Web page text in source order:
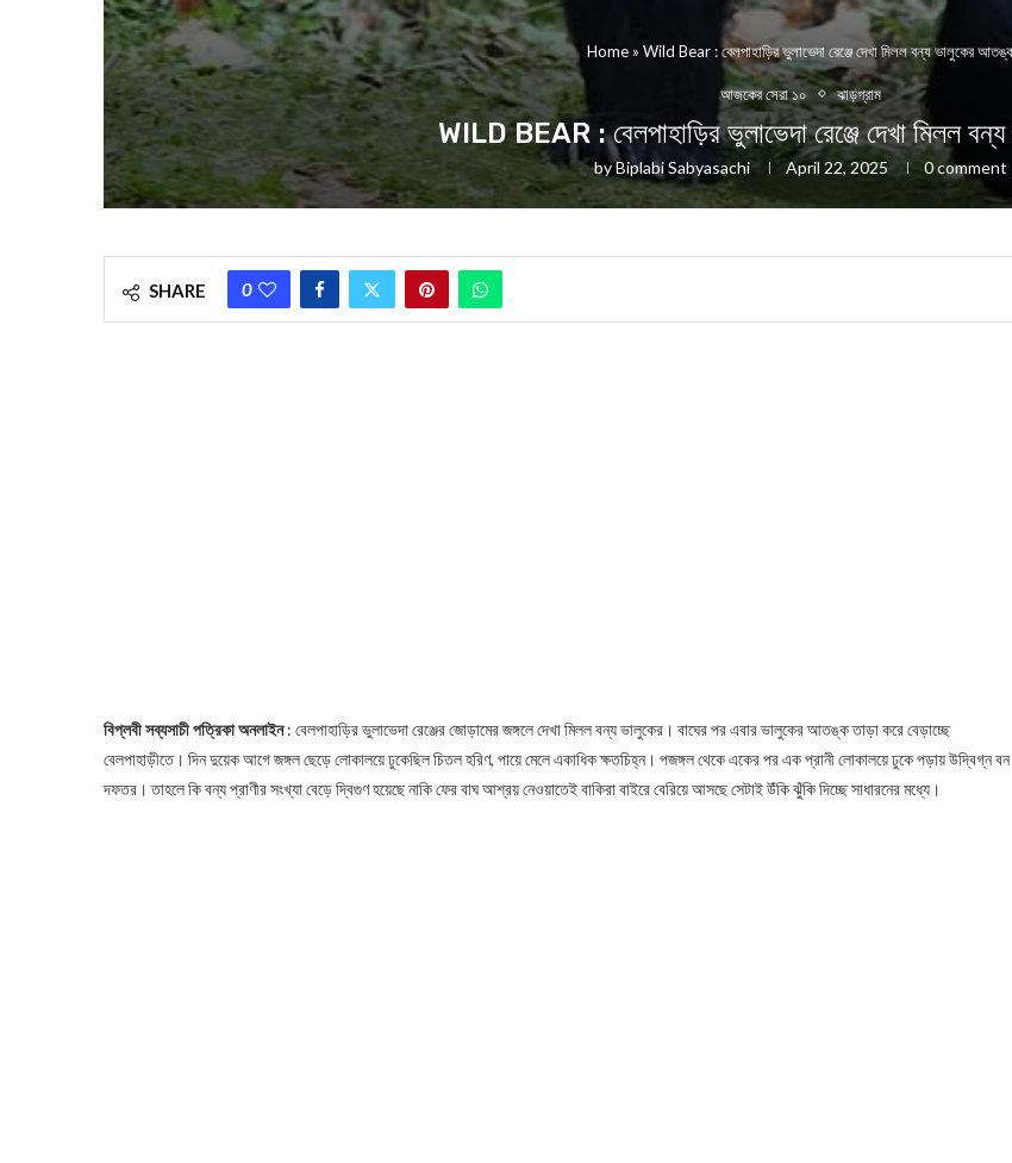
Home» Wild Bear : বেলপাহাড়ির ভুলাভেদা রেঞ্জে দেখা মিলল বন্য ভালুকের
আজকের সেরা ১০ ঝাড়গ্রাম
WILD BEAR : বেলপাহাড়ির ভুলাভেদা রেঞ্জে দেখা মিলল
byBiplabi Sabyasachi April 22, 2025 0 comment
SHARE 0
বিপ্লবী সব্যসাচী পত্রিকা অনলাইন: বেলপাহাড়ির ভুলাভেদা রেঞ্জের জোড়ামের জঙ্গলে দেখা মিলল বন্য ভালুকের। বাঘের পর এবার ভালুকের আতঙ্ক তাড়া করে বেড়াচ্ছে
বেলপাহাড়ীতে। দিন দুয়েক আগে জঙ্গল ছেড়ে লোকালয়ে ঢুকেছিল চিতল হরিণ, পায়ে মেলে একাধিক ক্ষতচিহ্ন। পজঙ্গল থেকে একের পর এক প্রানী লোকালয়ে ঢুকে পড়ায় উদ্বিগ্ন বন
দফতর। তাহলে কি বন্য প্রাণীর সংখ্যা বেড়ে দ্বিগুণ হয়েছে নাকি ফের বাঘ আশ্রয় নেওয়াতেই বাকিরা বাইরে বেরিয়ে আসছে সেটাই উঁকি ঝুঁকি দিচ্ছে সাধারনের মধ্যে।